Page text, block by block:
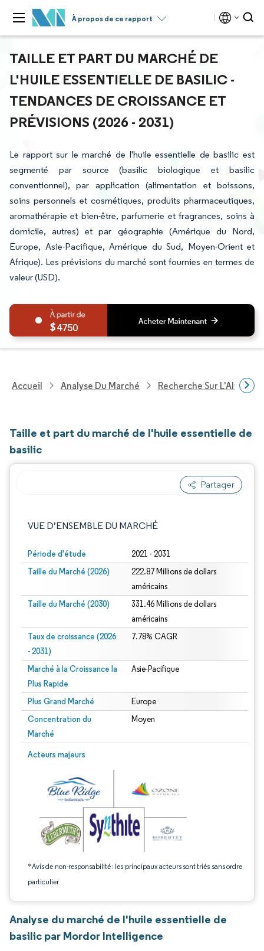
À propos de ce rapport
TAILLE ET PART DU MARCHÉ DE
L'HUILE ESSENTIELLE DE BASILIC -
TENDANCES DE CROISSANCE ET
PRÉVISIONS (2026 - 2031)
Le rapport sur le marché de l'huile essentielle de basilic est
segmenté par source (basilic biologique et basilic
conventionnel), par application (alimentation et boissons,
soins personnels et cosmétiques, produits pharmaceutiques,
aromathérapie et bien-être, parfumerie et fragrances, soins à
domicile, autres) et par géographie (Amérique du Nord,
Europe, Asie-Pacifique, Amérique du Sud, Moyen-Orient et
Afrique). Les prévisions du marché sont fournies en termes de
valeur (USD).
4750
Accueil Analyse Du Marché Recherche Sur
Taille et part du marché de l'huile essentielle de
basilic
Partager
VUE D’ENSEMBLE DU MARCHÉ
Période d'étude 2021 - 2031
Taille du Marché (2026)
222.87 Millions de dollars
américains
Taille du Marché (2030)
331.46 Millions de dollars
américains
Taux de croissance (2026
- 2031)
7.78% CAGR
Marché à la Croissance la
Plus Rapide
Asie-Pacifique
Plus Grand Marché Europe
Concentration du
Marché
Moyen
Acteurs majeurs
*Avis de non-responsabilité : les principaux acteurs sont triés sans ordre
particulier
Image © Mordor Intelligence. La réutilisation nécessite une attribution sous CC
Analyse du marché de l'huile essentielle de
basilic par Mordor Intelligence